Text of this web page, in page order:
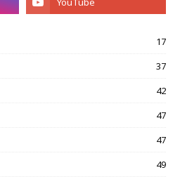
17
37
42
47
47
49